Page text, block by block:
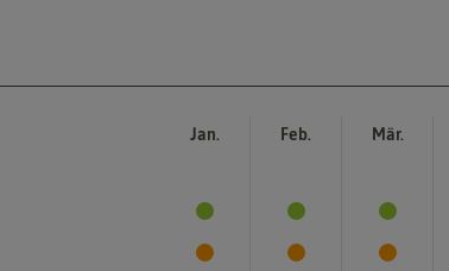
Jan. Feb. Mär.